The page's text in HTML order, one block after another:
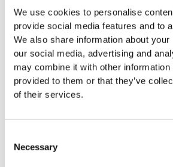
We use cookies to personalise
provide social media features and to
We also share information about
our social media, advertising and
may combine it with other information
provided to them or that they’ve
of their services.
Selection
Necessary
MASTERCLASSES NA TAYLOR'S